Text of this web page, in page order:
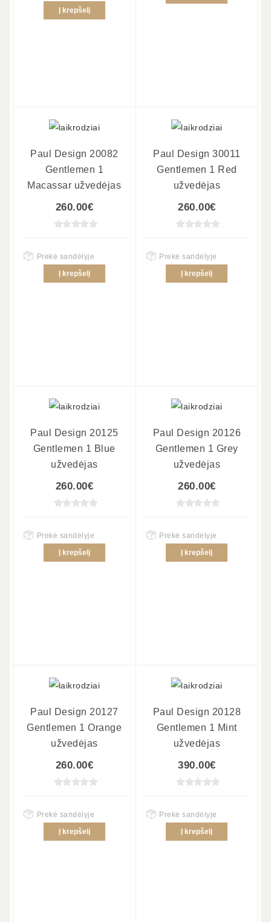
Į krepšelį
Paul Design 20082
Gentlemen 1
Macassar užvedėjas
260.00€
Prekė sandėlyje
Į krepšelį
Paul Design 30011
Gentlemen 1 Red
užvedėjas
260.00€
Prekė sandėlyje
Į krepšelį
Paul Design 20125
Gentlemen 1 Blue
užvedėjas
260.00€
Prekė sandėlyje
Į krepšelį
Paul Design 20126
Gentlemen 1 Grey
užvedėjas
260.00€
Prekė sandėlyje
Į krepšelį
Paul Design 20127
Gentlemen 1 Orange
užvedėjas
260.00€
Prekė sandėlyje
Į krepšelį
Paul Design 20128
Gentlemen 1 Mint
užvedėjas
390.00€
Prekė sandėlyje
Į krepšelį